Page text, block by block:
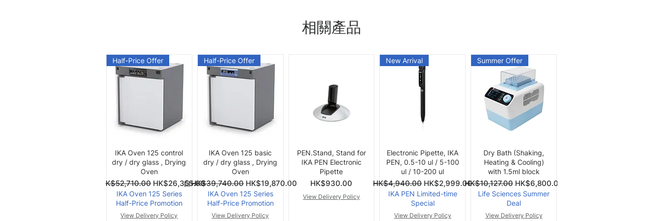
相關產品
快速瀏覽
Half-Price Offer
IKA Oven 125 control
dry / dry glass , Drying
Oven
一般價格
HK$52,710.00 HK$26,355.00
促銷價格
IKA Oven 125 Series
Half-Price Promotion
View Delivery Policy
快速瀏覽
Half-Price Offer
IKA Oven 125 basic
dry / dry glass , Drying
Oven
自
一般價格
HK$39,740.00 HK$19,870.00
促銷價格
IKA Oven 125 Series
Half-Price Promotion
View Delivery Policy
快速瀏覽
PEN.Stand, Stand for
IKA PEN Electronic
Pipette
價格
HK$930.00
View Delivery Policy
快速瀏覽
New Arrival
Electronic Pipette, IKA
PEN, 0.5-10 ul / 5-100
ul / 10-200 ul
一般價格
HK$4,940.00 促銷價格
HK$2,999.00
IKA PEN Limited-time
Special
View Delivery Policy
快速瀏覽
Summer Offer
Dry Bath (Shaking,
Heating & Cooling)
with 1.5ml block
一般價格
HK$10,127.00 促銷價格
HK$6,800.00
Life Sciences Summer
Deal
View Delivery Policy